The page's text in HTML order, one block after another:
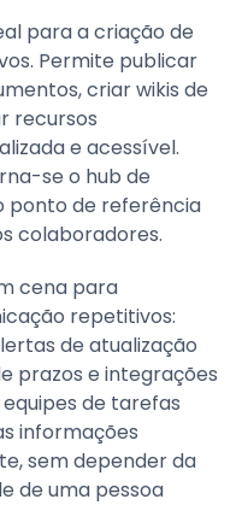
para a criação de
Permite publicar
criar wikis de
recursos
e acessível.
se o hub de
ponto de referência
colaboradores.
cena para
repetitivos:
de atualização
prazos e integrações
de tarefas
informações
sem depender da
de uma pessoa